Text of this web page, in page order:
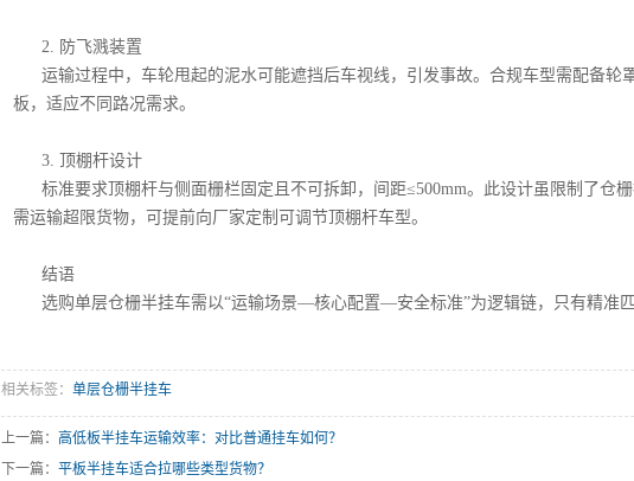
2. 防飞溅装置
运输过程中，车轮甩起的泥水可能遮挡后车视线，引发事故。合规车型需配备
板，适应不同路况需求。
3. 顶棚杆设计
标准要求顶棚杆与侧面栅栏固定且不可拆卸，间距≤500mm。此设计虽限制了仓
需运输超限货物，可提前向厂家定制可调节顶棚杆车型。
结语
选购单层仓栅半挂车需以“运输场景—核心配置—安全标准”为逻辑链，只有精准
相关标签： 单层仓栅半挂车
上一篇： 高低板半挂车运输效率：对比普通挂车如何？
下一篇： 平板半挂车适合拉哪些类型货物？